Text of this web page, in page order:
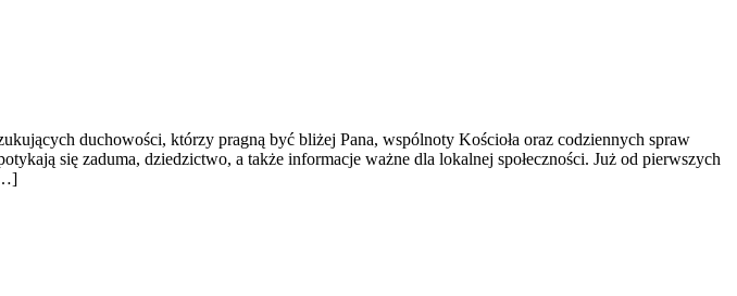
duchowości, którzy pragną być bliżej Pana, wspólnoty Kościoła oraz codziennych spraw
się zaduma, dziedzictwo, a także informacje ważne dla lokalnej społeczności. Już od pierwszych